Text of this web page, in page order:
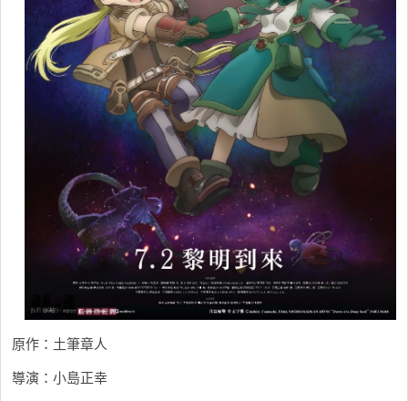
原作：土筆章人
導演：小島正幸